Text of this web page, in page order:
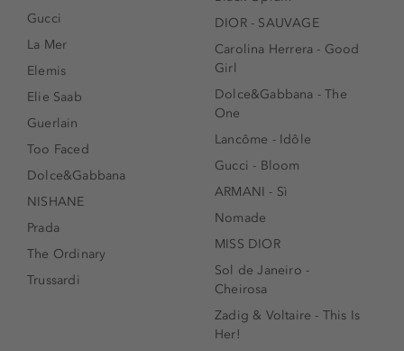
Gucci
La Mer
Elemis
Elie Saab
Guerlain
Too Faced
Dolce&Gabbana
NISHANE
Prada
The Ordinary
Trussardi
DIOR - SAUVAGE
Carolina Herrera - Good
Girl
Dolce&Gabbana - The
One
Lancôme - Idôle
Gucci - Bloom
ARMANI - Sì
Nomade
MISS DIOR
Sol de Janeiro -
Cheirosa
Zadig & Voltaire - This Is
Her!